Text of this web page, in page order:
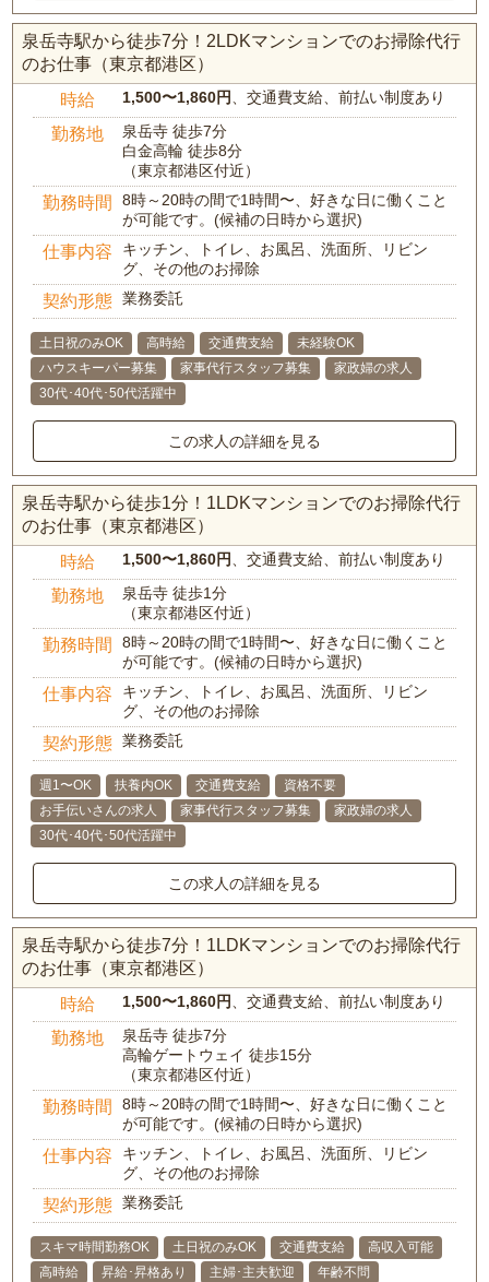
泉岳寺駅から徒歩7分！2LDKマンションでのお掃除代行
のお仕事（東京都港区）
時給 1,500〜1,860円、交通費支給、前払い制度あり
勤務地
泉岳寺 徒歩7分
白金高輪 徒歩8分
（東京都港区付近）
勤務時間
8時～20時の間で1時間〜、好きな日に働くこと
が可能です。(候補の日時から選択)
仕事内容
キッチン、トイレ、お風呂、洗面所、リビン
グ、その他のお掃除
契約形態 業務委託
土日祝のみOK 高時給 交通費支給
未経験OK
ハウスキーパー募集
家事代行スタッフ募集
家政婦の求人
30代･40代･50代活躍中
この求人の詳細を見る
泉岳寺駅から徒歩1分！1LDKマンションでのお掃除代行
のお仕事（東京都港区）
時給 1,500〜1,860円、交通費支給、前払い制度あり
勤務地
泉岳寺 徒歩1分
（東京都港区付近）
勤務時間
8時～20時の間で1時間〜、好きな日に働くこと
が可能です。(候補の日時から選択)
仕事内容
キッチン、トイレ、お風呂、洗面所、リビン
グ、その他のお掃除
契約形態 業務委託
週1〜OK 扶養内OK 交通費支給
資格不要
お手伝いさんの求人
家事代行スタッフ募集
家政婦の求人
30代･40代･50代活躍中
この求人の詳細を見る
泉岳寺駅から徒歩7分！1LDKマンションでのお掃除代行
のお仕事（東京都港区）
時給 1,500〜1,860円、交通費支給、前払い制度あり
勤務地
泉岳寺 徒歩7分
高輪ゲートウェイ 徒歩15分
（東京都港区付近）
勤務時間
8時～20時の間で1時間〜、好きな日に働くこと
が可能です。(候補の日時から選択)
仕事内容
キッチン、トイレ、お風呂、洗面所、リビン
グ、その他のお掃除
契約形態 業務委託
スキマ時間勤務OK 土日祝のみOK 交通費支給
高収入可能
高時給
昇給･昇格あり 主婦･主夫歓迎
年齢不問